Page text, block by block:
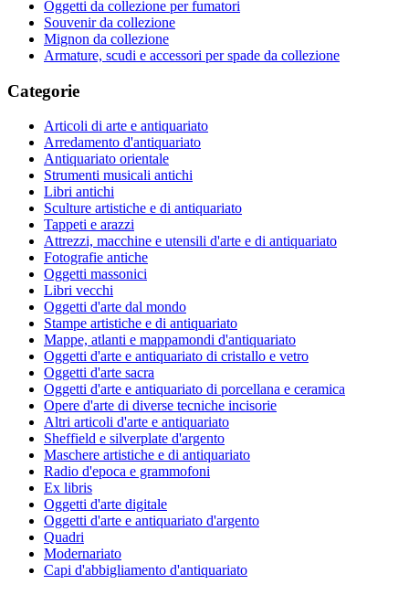
Oggetti da collezione per fumatori
Souvenir da collezione
Mignon da collezione
Armature, scudi e accessori per spade da collezione
Categorie
Articoli di arte e antiquariato
Arredamento d'antiquariato
Antiquariato orientale
Strumenti musicali antichi
Libri antichi
Sculture artistiche e di antiquariato
Tappeti e arazzi
Attrezzi, macchine e utensili d'arte e di antiquariato
Fotografie antiche
Oggetti massonici
Libri vecchi
Oggetti d'arte dal mondo
Stampe artistiche e di antiquariato
Mappe, atlanti e mappamondi d'antiquariato
Oggetti d'arte e antiquariato di cristallo e vetro
Oggetti d'arte sacra
Oggetti d'arte e antiquariato di porcellana e ceramica
Opere d'arte di diverse tecniche incisorie
Altri articoli d'arte e antiquariato
Sheffield e silverplate d'argento
Maschere artistiche e di antiquariato
Radio d'epoca e grammofoni
Ex libris
Oggetti d'arte digitale
Oggetti d'arte e antiquariato d'argento
Quadri
Modernariato
Capi d'abbigliamento d'antiquariato